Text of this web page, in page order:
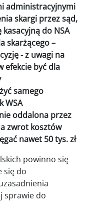
administracyjnymi
skargi przez sąd,
do NSA
skarżącego –
- z uwagi na
efekcie być dla
samego
WSA
oddalona przez
zwrot kosztów
nawet 50 tys. zł
powinno się
się do
sprawie do